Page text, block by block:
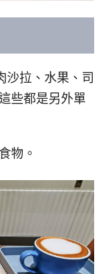
沙拉、水果、司
些都是另外單
物。